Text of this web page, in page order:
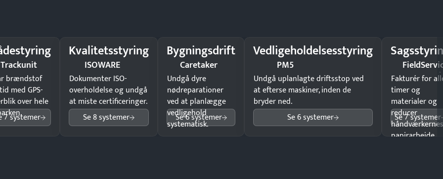
Trackunit
brændstof
med GPS-
over hele
7 systemer
Kvalitetsstyring
ISOWARE
Dokumenter ISO-
overholdelse og undgå
at miste certificeringer.
Se 8 systemer
Bygningsdrift
Caretaker
Undgå dyre
nødreparationer
ved at planlægge
vedligehold
systematisk.
Se 6 systemer
Vedligeholdelsesstyring
PM5
Undgå uplanlagte driftsstop ved
at efterse maskiner, inden de
bryder ned.
Se 6 systemer
Fakturér for
timer og
materialer og
reducer
håndværkernes
papirarbejde.
Se 7 systemer